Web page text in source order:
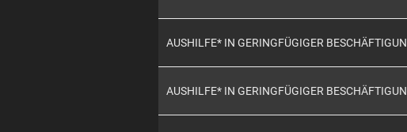
AUSHILFE* IN GERINGFÜGIGER
AUSHILFE* IN GERINGFÜGIGER